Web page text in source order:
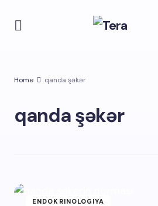
Home qanda şəkər
qanda şəkər
ENDOKRINOLOGIYA